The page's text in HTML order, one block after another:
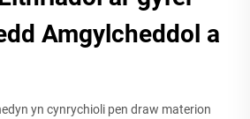
Amgylcheddol a
yn cynrychioli pen draw materion